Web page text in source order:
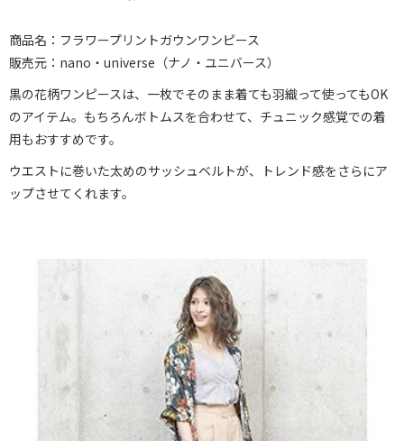
商品名：フラワープリントガウンワンピース
販売元：nano・universe（ナノ・ユニバース）
黒の花柄ワンピースは、一枚でそのまま着ても羽織って使ってもOK
のアイテム。もちろんボトムスを合わせて、チュニック感覚での着
用もおすすめです。
ウエストに巻いた太めのサッシュベルトが、トレンド感をさらにア
ップさせてくれます。